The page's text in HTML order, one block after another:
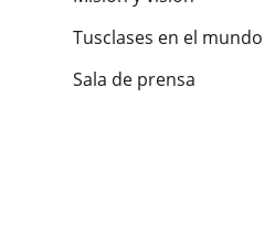
Tusclases en el mundo
Sala de prensa